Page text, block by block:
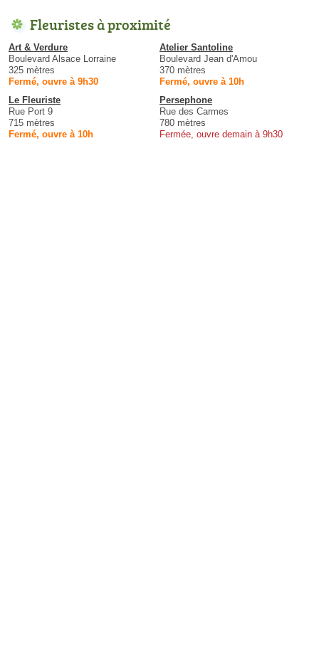
Fleuristes à proximité
Art & Verdure
Boulevard Alsace Lorraine
325 mètres
Fermé, ouvre à 9h30
Atelier Santoline
Boulevard Jean d'Amou
370 mètres
Fermé, ouvre à 10h
Le Fleuriste
Rue Port 9
715 mètres
Fermé, ouvre à 10h
Persephone
Rue des Carmes
780 mètres
Fermée, ouvre demain à 9h30